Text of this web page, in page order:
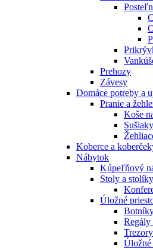
Prehozy
Závesy
Domáce potreby a
Pranie a
Koše
Koberce a
Nábytok
Kúpeľňový
Stoly a stolíky
Úložné
Trezory